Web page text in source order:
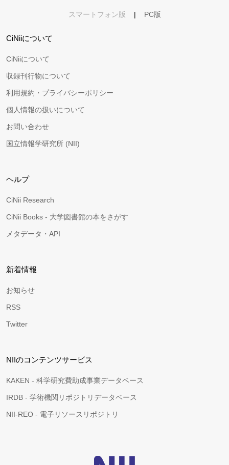
スマートフォン版 | PC版
CiNiiについて
CiNiiについて
収録刊行物について
利用規約・プライバシーポリシー
個人情報の扱いについて
お問い合わせ
国立情報学研究所 (NII)
ヘルプ
CiNii Research
CiNii Books - 大学図書館の本をさがす
メタデータ・API
新着情報
お知らせ
RSS
Twitter
NIIのコンテンツサービス
KAKEN - 科学研究費助成事業データベース
IRDB - 学術機関リポジトリデータベース
NII-REO - 電子リソースリポジトリ